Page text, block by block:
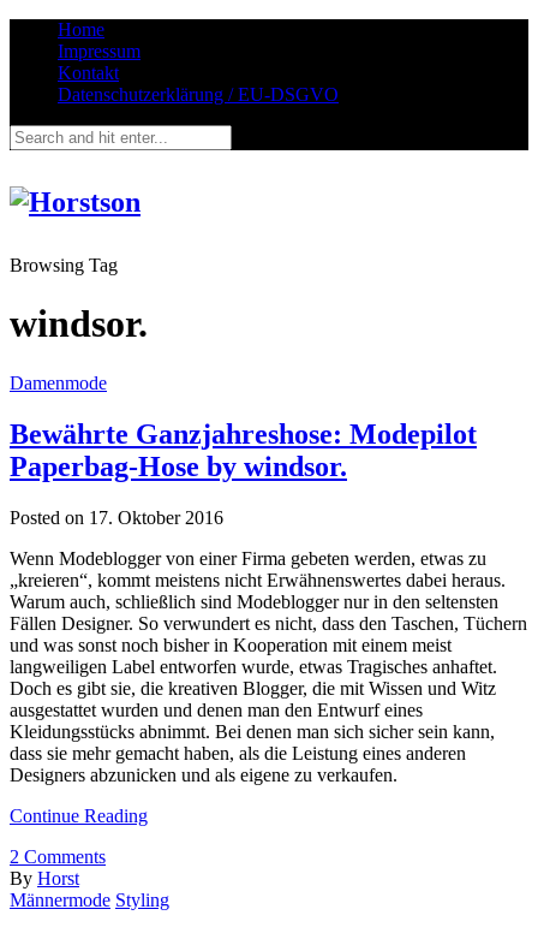
Home
Impressum
Kontakt
Datenschutzerklärung / EU-DSGVO
Browsing Tag
windsor.
Damenmode
Bewährte Ganzjahreshose: Modepilot
Paperbag-Hose by windsor.
Posted on 17. Oktober 2016
Wenn Modeblogger von einer Firma gebeten werden, etwas zu
„kreieren“, kommt meistens nicht Erwähnenswertes dabei heraus.
Warum auch, schließlich sind Modeblogger nur in den seltensten
Fällen Designer. So verwundert es nicht, dass den Taschen, Tüchern
und was sonst noch bisher in Kooperation mit einem meist
langweiligen Label entworfen wurde, etwas Tragisches anhaftet.
Doch es gibt sie, die kreativen Blogger, die mit Wissen und Witz
ausgestattet wurden und denen man den Entwurf eines
Kleidungsstücks abnimmt. Bei denen man sich sicher sein kann,
dass sie mehr gemacht haben, als die Leistung eines anderen
Designers abzunicken und als eigene zu verkaufen.
Continue Reading
2 Comments
By Horst
Männermode Styling